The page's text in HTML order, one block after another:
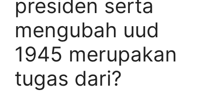
presiden serta
mengubah uud
1945 merupakan
tugas dari?